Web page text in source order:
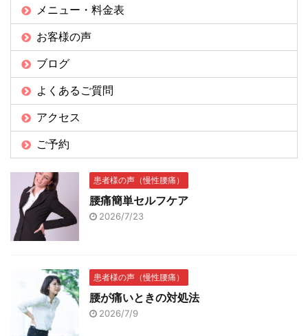
メニュー・料金表
お客様の声
ブログ
よくあるご質問
アクセス
ご予約
患者様の声（慢性腰痛）
腰痛簡単セルフケア
2026/7/23
患者様の声（慢性腰痛）
腰が痛いときの対処法
2026/7/9